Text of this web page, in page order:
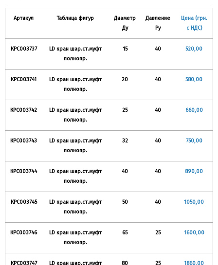
Артикул Таблица фигур
Диаметр
Ду
Давление
Ру
Цена (грн.
с НДС)
КРС003737
LD кран шар.ст.муфт
полнопр.
15 40 520,00
КРС003741
LD кран шар.ст.муфт
полнопр.
20 40 580,00
КРС003742
LD кран шар.ст.муфт
полнопр.
25 40 660,00
КРС003743
LD кран шар.ст.муфт
полнопр.
32 40 750,00
КРС003744
LD кран шар.ст.муфт
полнопр.
40 40 890,00
КРС003745
LD кран шар.ст.муфт
полнопр.
50 40 1050,00
КРС003746
LD кран шар.ст.муфт
полнопр.
65 25 1600,00
КРС003747 LD кран шар.ст.муфт 80 25 1860,00